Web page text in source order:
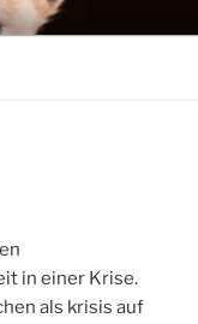
in einer Krise.
als krisis auf